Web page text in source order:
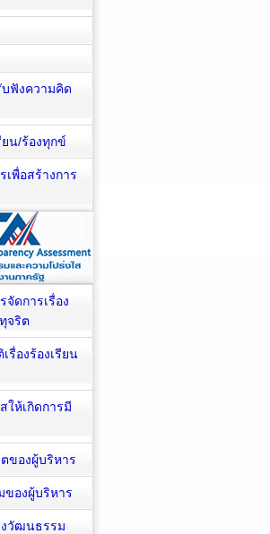
บฟังความคิด
ยน/ร้องทุกข์
พื่อสร้างการ
ดการเรื่อง
จริต
รื่องร้องเรียน
ให้เกิดการมี
ของผู้บริหาร
ของผู้บริหาร
งวัฒนธรรม